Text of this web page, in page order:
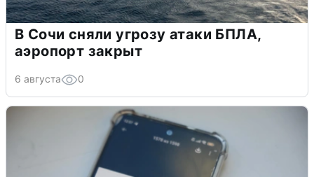
В Сочи сняли угрозу атаки БПЛА,
аэропорт закрыт
6 августа 0